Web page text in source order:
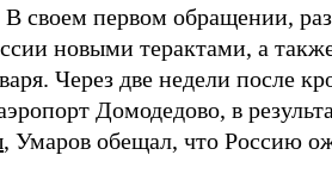
своем первом обращении,
новыми терактами, а
Через две недели после
Домодедово, в
, Умаров обещал, что Россию